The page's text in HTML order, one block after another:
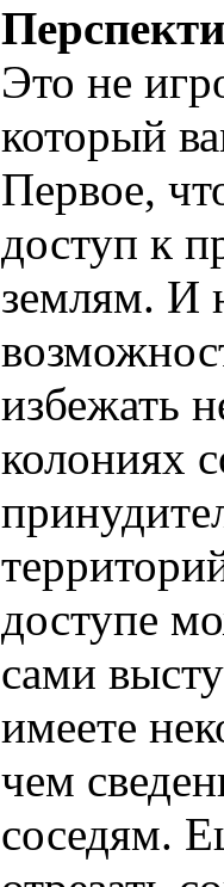
Это не
который
Первое,
доступ к
землям. И
избежать
колониях
доступе
сами
имеете
чем
соседям.